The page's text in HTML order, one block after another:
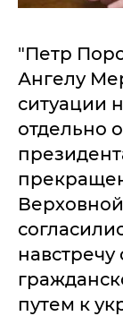
"Петр
Ангелу
ситуации
отдельно
путем к